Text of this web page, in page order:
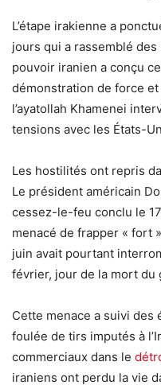
L’étape irakienne a
jours qui a rassemblé
pouvoir iranien a conçu
démonstration de force et
l’ayatollah Khamenei
tensions avec les États-
Les hostilités ont repris
Le président américain
cessez-le-feu conclu le
menacé de frapper « fort
juin avait pourtant
février, jour de la mort du
Cette menace a suivi des
foulée de tirs imputés à
commerciaux dans le
iraniens ont perdu la vie